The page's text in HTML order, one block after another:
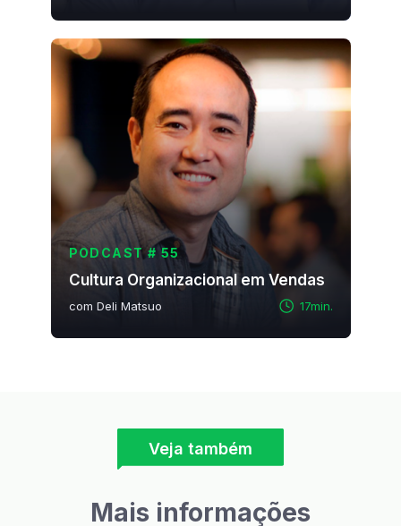
PODCAST # 55
Cultura Organizacional em Vendas
com Deli Matsuo 17min.
Veja também
Mais informações